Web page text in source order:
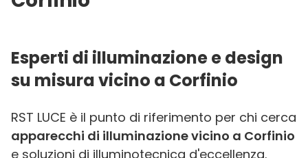
Esperti di illuminazione e design
su misura vicino a Corfinio
RST LUCE è il punto di riferimento per chi cerca
apparecchi di illuminazione vicino a Corfinio
e soluzioni di illuminotecnica d'eccellenza.